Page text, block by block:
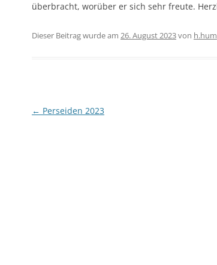
überbracht, worüber er sich sehr freute.
Dieser Beitrag wurde am26. August 2023von
Beitragsnavigation
← Perseiden 2023